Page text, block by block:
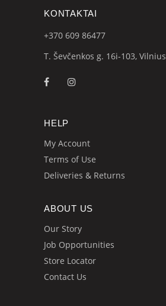
KONTAKTAI
+370 609 86477
T. Ševčenkos g. 16i-103, Vilnius
HELP
My Account
Terms of Use
Deliveries & Returns
ABOUT US
Our Story
Job Opportunities
Store Locator
Contact Us